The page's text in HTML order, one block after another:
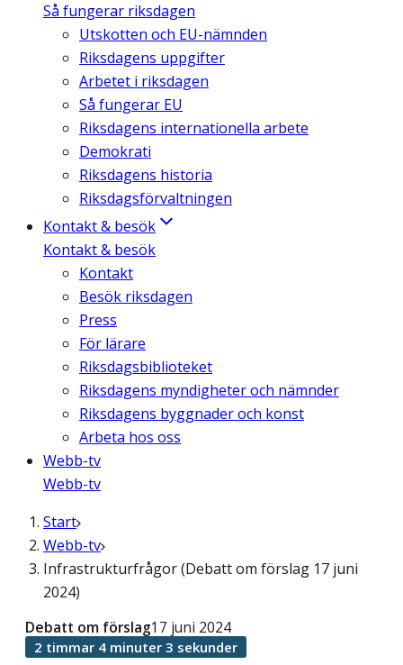
Så fungerar riksdagen
Utskotten och EU-nämnden
Riksdagens uppgifter
Arbetet i riksdagen
Så fungerar EU
Riksdagens internationella arbete
Demokrati
Riksdagens historia
Riksdagsförvaltningen
Kontakt & besök
Kontakt & besök
Kontakt
Besök riksdagen
Press
För lärare
Riksdagsbiblioteket
Riksdagens myndigheter och nämnder
Riksdagens byggnader och konst
Arbeta hos oss
Webb-tv
Webb-tv
Start
Webb-tv
Infrastrukturfrågor (Debatt om förslag 17 juni
2024)
Debatt om förslag17 juni 2024
2 timmar 4 minuter 3 sekunder